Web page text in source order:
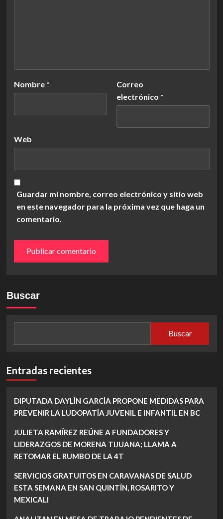
Nombre *
Correo
electrónico *
Web
Guardar mi nombre, correo electrónico y sitio web
en este navegador para la próxima vez que haga un
comentario.
Buscar
Buscar
Entradas recientes
DIPUTADA DAYLÍN GARCÍA PROPONE MEDIDAS PARA
PREVENIR LA LUDOPATÍA JUVENIL E INFANTIL EN BC
JULIETA RAMÍREZ REÚNE A FUNDADORES Y
LIDERAZGOS DE MORENA TIJUANA; LLAMA A
RETOMAR EL RUMBO DE LA 4T
SERVICIOS GRATUITOS EN CARAVANAS DE SALUD
ESTA SEMANA EN SAN QUINTÍN, ROSARITO Y
MEXICALI